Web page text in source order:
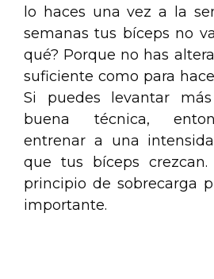
lo haces una vez a la
semanas tus bíceps no
qué? Porque no has
suficiente como para
Si puedes levantar
buena técnica,
entrenar a una
que tus bíceps
principio de sobrecarga
importante.